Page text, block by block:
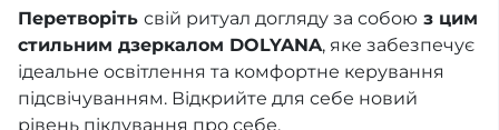
Перетворіть свій ритуал догляду за собою з цим
стильним дзеркалом DOLYANA, яке забезпечує
ідеальне освітлення та комфортне керування
підсвічуванням. Відкрийте для себе новий
рівень піклування про себе.